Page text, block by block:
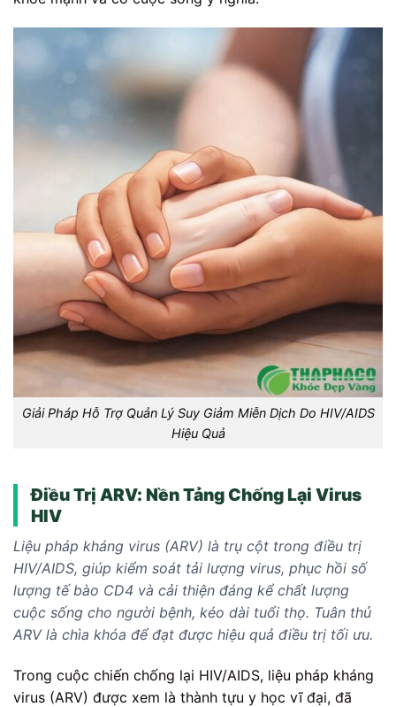
Giải Pháp Hỗ Trợ Quản Lý Suy Giảm Miễn Dịch Do HIV/AIDS
Hiệu Quả
Điều Trị ARV: Nền Tảng Chống Lại Virus
HIV
Liệu pháp kháng virus (ARV) là trụ cột trong điều trị
HIV/AIDS, giúp kiểm soát tải lượng virus, phục hồi số
lượng tế bào CD4 và cải thiện đáng kể chất lượng
cuộc sống cho người bệnh, kéo dài tuổi thọ. Tuân thủ
ARV là chìa khóa để đạt được hiệu quả điều trị tối ưu.
Trong cuộc chiến chống lại HIV/AIDS, liệu pháp kháng
virus (ARV) được xem là thành tựu y học vĩ đại, đã